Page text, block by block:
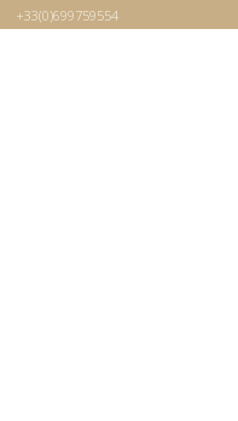
+33(0)699759554